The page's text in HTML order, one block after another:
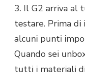
3. Il G2 arriva al
testare. Prima di
alcuni punti
Quando sei
tutti i materiali